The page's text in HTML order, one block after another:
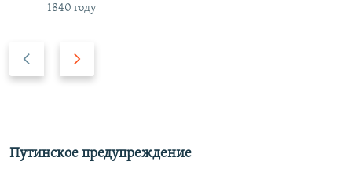
1840 году
д
ю
Путинское предупреждение